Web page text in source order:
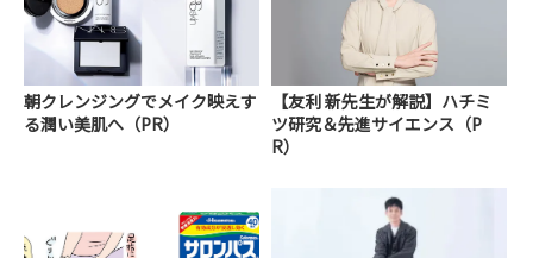
朝クレンジングでメイク映えす
る潤い美肌へ（PR）
【友利 新先生が解説】ハチミ
ツ研究＆先進サイエンス（P
R）